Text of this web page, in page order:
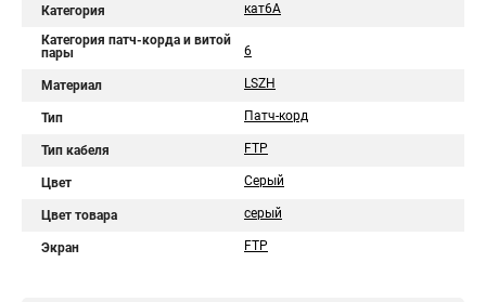
Категория кат6A
Категория патч-корда и витой
пары
6
Материал LSZH
Тип Патч-корд
Тип кабеля FTP
Цвет Серый
Цвет товара серый
Экран FTP